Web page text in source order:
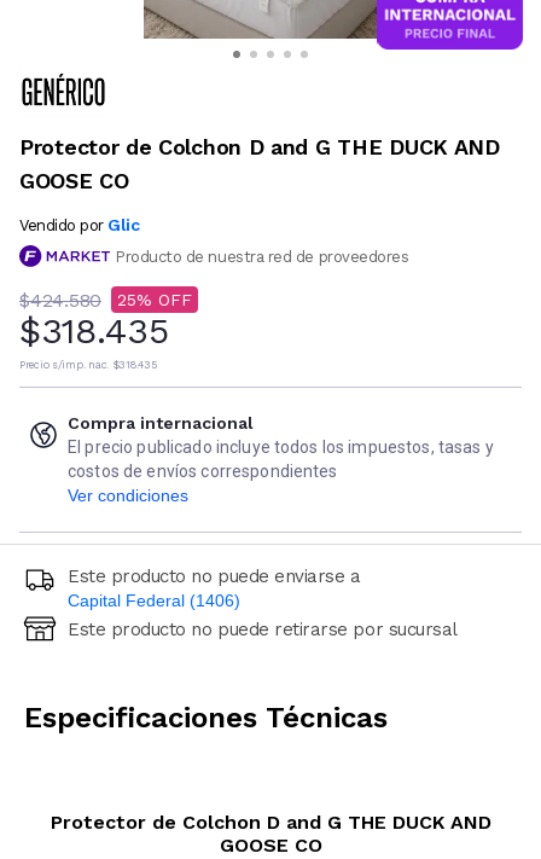
Protector de Colchon D and G THE DUCK AND
GOOSE CO
Vendido por Glic
Producto de nuestra red de proveedores
$424.580 25
$318.435
Precio s/imp. nac. $318.435
Compra internacional
El precio publicado incluye todos los impuestos, tasas y
costos de envíos correspondientes
Ver condiciones
Este producto no puede enviarse a
Capital Federal (1406)
Ingresá código postal (sólo números)
Este producto no puede retirarse por sucursal
Especificaciones Técnicas
Protector de Colchon D and G THE DUCK AND
GOOSE CO